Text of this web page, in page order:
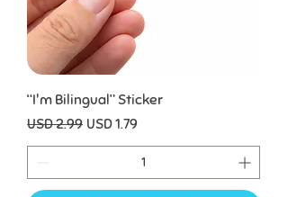
“I'm Bilingual” Sticker
Precio
USD 2.99 Precio de oferta
USD 1.79